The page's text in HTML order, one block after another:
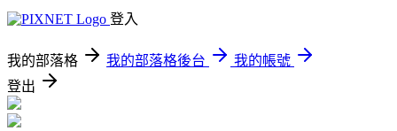
登入
我的部落格 我的部落格後台
我的帳號
登出